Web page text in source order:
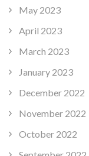
May 2023
April 2023
March 2023
January 2023
December 2022
November 2022
October 2022